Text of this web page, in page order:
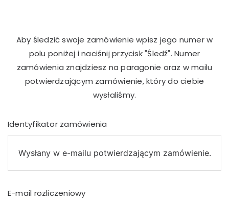
Aby śledzić swoje zamówienie wpisz jego numer w
polu poniżej i naciśnij przycisk "Śledź". Numer
zamówienia znajdziesz na paragonie oraz w mailu
potwierdzającym zamówienie, który do ciebie
wysłaliśmy.
Identyfikator zamówienia
E-mail rozliczeniowy